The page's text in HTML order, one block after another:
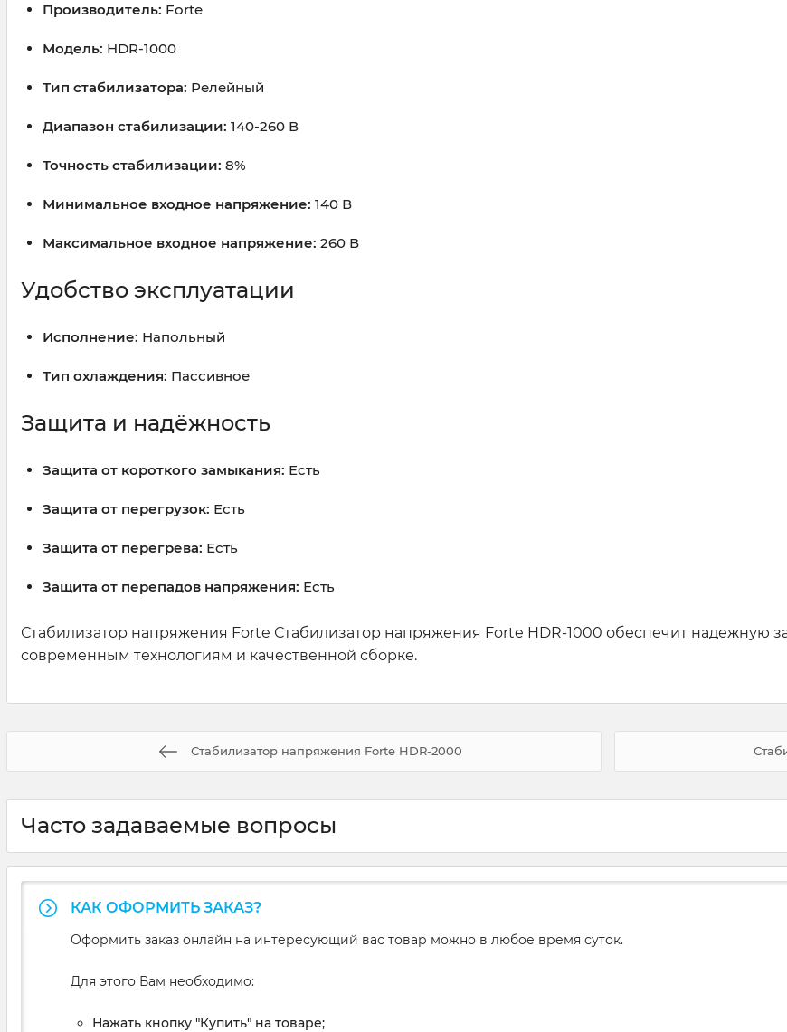
Производитель: Forte
Модель: HDR-1000
Тип стабилизатора: Релейный
Диапазон стабилизации: 140-260 В
Точность стабилизации: 8%
Минимальное входное напряжение: 140 В
Максимальное входное напряжение: 260 В
Удобство эксплуатации
Исполнение: Напольный
Тип охлаждения: Пассивное
Защита и надёжность
Защита от короткого замыкания: Есть
Защита от перегрузок: Есть
Защита от перегрева: Есть
Защита от перепадов напряжения: Есть
Стабилизатор напряжения Forte Стабилизатор напряжения Forte HDR-1000 обеспечит надежную
современным технологиям и качественной сборке.
Стабилизатор напряжения Forte HDR-2000
Часто задаваемые вопросы
КАК ОФОРМИТЬ ЗАКАЗ?
Оформить заказ онлайн на интересующий вас товар можно в любое время суток.
Для этого Вам необходимо:
Нажать кнопку "Купить" на товаре;